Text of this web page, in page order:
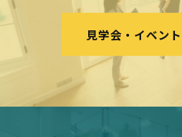
見学会・イベン